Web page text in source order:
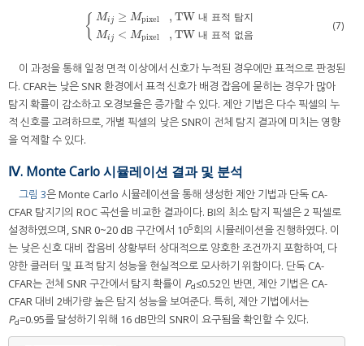
{ Mi j ≥ Mpixel
Mi j < Mpixel
, TW 내 표적 탐지
, TW 내 표적 없음
M Mpixel TW 내 표적 탐지 M M pixel, (7)
이 과정을 통해 일정 면적 이상에서 신호가 누적된 경우에만 표적으로 판정된
다. CFAR는 낮은 SNR 환경에서 표적 신호가 배경 잡음에 묻히는 경우가 많아
탐지 확률이 감소하고 오경보율은 증가할 수 있다. 제안 기법은 다수 픽셀의 누
적 신호를 고려하므로, 개별 픽셀의 낮은 SNR이 전체 탐지 결과에 미치는 영향
을 억제할 수 있다.
Ⅳ. Monte Carlo 시뮬레이션 결과 및 분석
그림 3은 Monte Carlo 시뮬레이션을 통해 생성한 제안 기법과 단독 CA-
CFAR 탐지기의 ROC 곡선을 비교한 결과이다. BI의 최소 탐지 픽셀은 2 픽셀로
설정하였으며, SNR 0~20 dB 구간에서 105회의 시뮬레이션을 진행하였다. 이
는 낮은 신호 대비 잡음비 상황부터 상대적으로 양호한 조건까지 포함하여, 다
양한 클러터 및 표적 탐지 성능을 현실적으로 모사하기 위함이다. 단독 CA-
CFAR는 전체 SNR 구간에서 탐지 확률이 Pd≤0.52인 반면, 제안 기법은 CA-
CFAR 대비 2배가량 높은 탐지 성능을 보여준다. 특히, 제안 기법에서는
Pd=0.95를 달성하기 위해 16 dB만의 SNR이 요구됨을 확인할 수 있다.